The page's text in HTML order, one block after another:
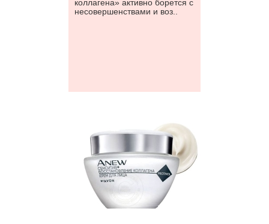
коллагена» активно борется с
несовершенствами и воз..